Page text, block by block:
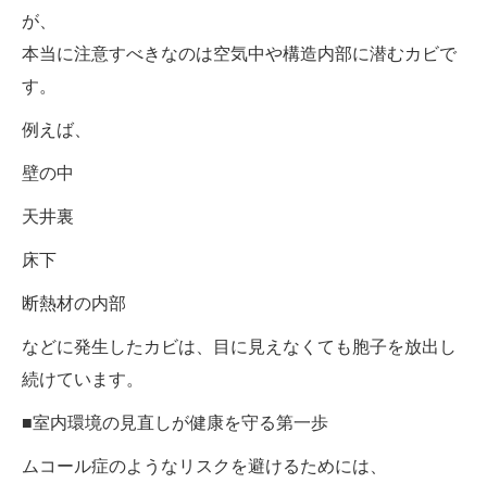
が、
本当に注意すべきなのは空気中や構造内部に潜むカビで
す。
例えば、
壁の中
天井裏
床下
断熱材の内部
などに発生したカビは、目に見えなくても胞子を放出し
続けています。
■室内環境の見直しが健康を守る第一歩
ムコール症のようなリスクを避けるためには、